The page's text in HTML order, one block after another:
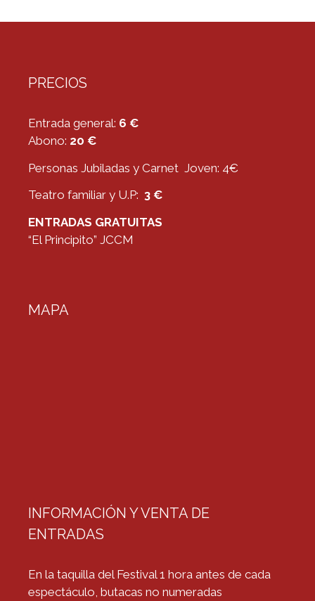
PRECIOS
Entrada general: 6 €
Abono: 20 €
Personas Jubiladas y Carnet Joven: 4€
Teatro familiar y U.P: 3 €
ENTRADAS GRATUITAS
“El Principito” JCCM
MAPA
INFORMACIÓN Y VENTA DE
ENTRADAS
En la taquilla del Festival 1 hora antes de cada
espectáculo, butacas no numeradas